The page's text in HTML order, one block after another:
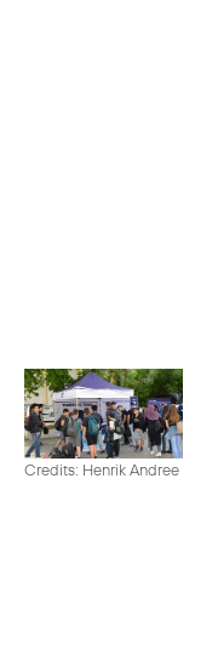
Credits: Henrik Andree